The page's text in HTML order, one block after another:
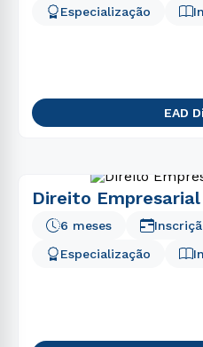
Especialização
EAD
Direito
Especialização
6 meses